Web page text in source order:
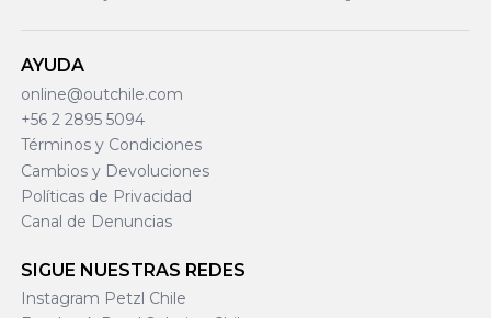
AYUDA
online@outchile.com
+56 2 2895 5094
Términos y Condiciones
Cambios y Devoluciones
Políticas de Privacidad
Canal de Denuncias
SIGUE NUESTRAS REDES
Instagram Petzl Chile